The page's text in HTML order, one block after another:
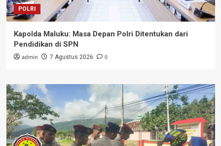
POLRI
Kapolda Maluku: Masa Depan Polri Ditentukan dari
Pendidikan di SPN
admin 7 Agustus 2026 0